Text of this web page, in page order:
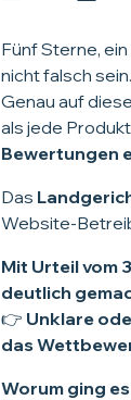
Fünf Sterne,
nicht falsch
Genau auf
als jede
Bewertungen
Das
Website-
Mit Urteil vom
deutlich
👉 Unklare
das
Worum ging